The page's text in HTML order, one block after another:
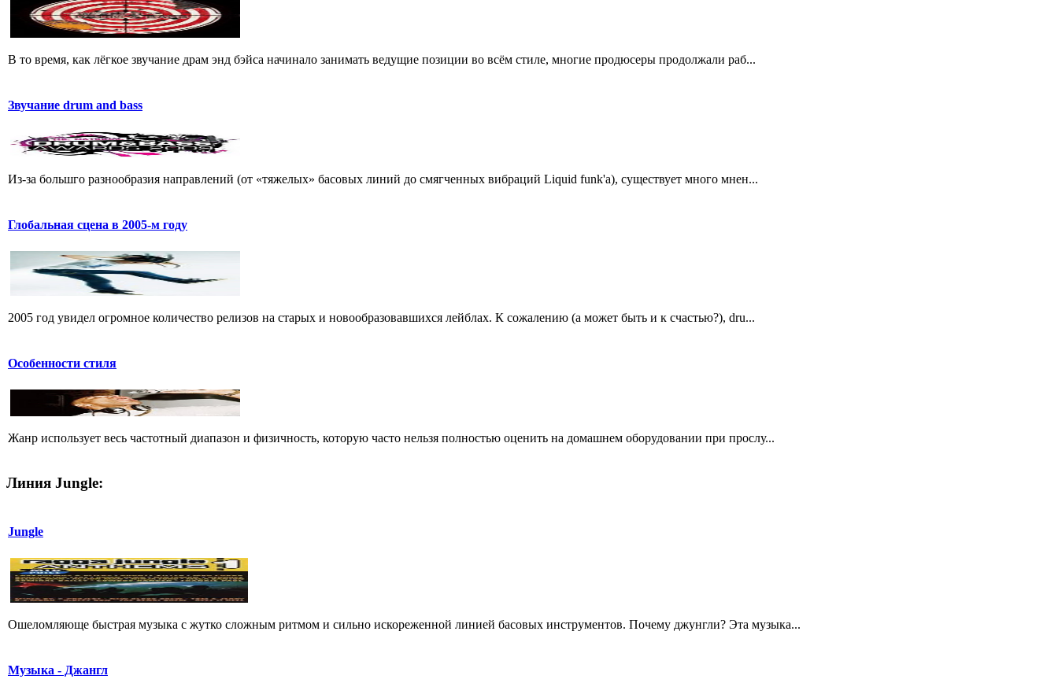
В то время, как лёгкое звучание драм энд бэйса начинало занимать ведущие позиции во всём стиле, многие продюсеры продолжали раб...
Звучание drum and bass
Из-за большго разнообразия направлений (от «тяжелых» басовых линий до смягченных вибраций Liquid funk'а), существует много мнен...
Глобальная сцена в 2005-м году
2005 год увидел огромное количество релизов на старых и новообразовавшихся лейблах. К сожалению (а может быть и к счастью?), dru...
Особенности стиля
Жанр использует весь частотный диапазон и физичность, которую часто нельзя полностью оценить на домашнем оборудовании при прослу...
Линия Jungle:
Jungle
Ошеломляюще быстрая музыка с жутко сложным ритмом и сильно искореженной линией басовых инструментов. Почему джунгли? Эта музыка...
Музыка - Джангл